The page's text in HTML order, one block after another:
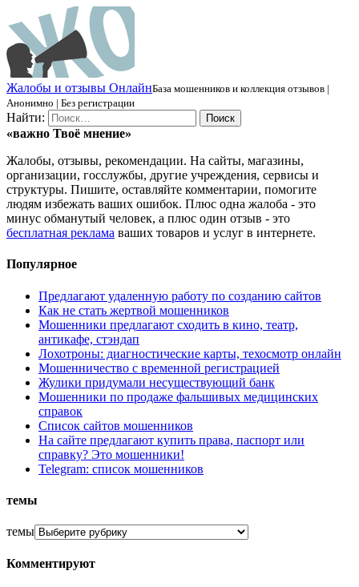
Жалобы и отзывы ОнлайнБаза мошенников и коллекция отзывов |
Анонимно | Без регистрации
Найти:
«важно Твоё мнение»
Жалобы, отзывы, рекомендации. На сайты, магазины,
организации, госслужбы, другие учреждения, сервисы и
структуры. Пишите, оставляйте комментарии, помогите
людям избежать ваших ошибок. Плюс одна жалоба - это
минус обманутый человек, а плюс один отзыв - это
бесплатная реклама ваших товаров и услуг в интернете.
Популярное
Предлагают удаленную работу по созданию сайтов
Как не стать жертвой мошенников
Мошенники предлагают сходить в кино, театр,
антикафе, стэндап
Лохотроны: диагностические карты, техосмотр онлайн
Мошенничество с временной регистрацией
Жулики придумали несуществующий банк
Мошенники по продаже фальшивых медицинских
справок
Список сайтов мошенников
На сайте предлагают купить права, паспорт или
справку? Это мошенники!
Telegram: список мошенников
темы
темы
Комментируют